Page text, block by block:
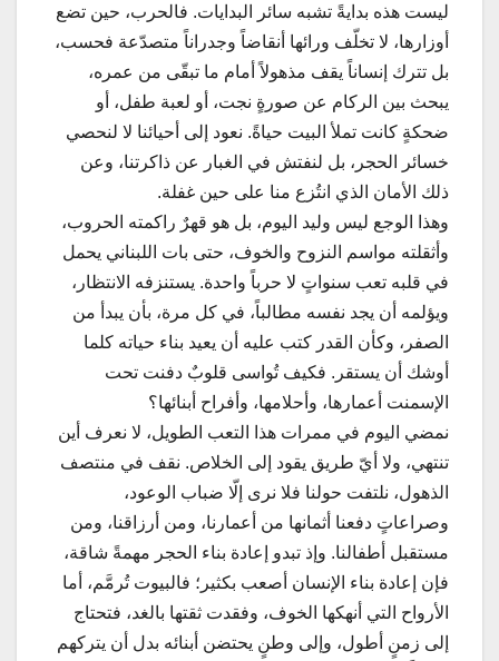
ليست هذه بدايةً تشبه سائر البدايات. فالحرب، حين تضع
أوزارها، لا تخلّف ورائها أنقاضاً وجدراناً متصدّعة فحسب،
بل تترك إنساناً يقف مذهولاً أمام ما تبقّى من عمره،
يبحث بين الركام عن صورةٍ نجت، أو لعبة طفل، أو
ضحكةٍ كانت تملأ البيت حياةً. نعود إلى أحيائنا لا لنحصي
خسائر الحجر، بل لنفتش في الغبار عن ذاكرتنا، وعن
ذلك الأمان الذي انتُزع منا على حين غفلة.
وهذا الوجع ليس وليد اليوم، بل هو قهرٌ راكمته الحروب،
وأثقلته مواسم النزوح والخوف، حتى بات اللبناني يحمل
في قلبه تعب سنواتٍ لا حرباً واحدة. يستنزفه الانتظار،
ويؤلمه أن يجد نفسه مطالباً، في كل مرة، بأن يبدأ من
الصفر، وكأن القدر كتب عليه أن يعيد بناء حياته كلما
أوشك أن يستقر. فكيف تُواسى قلوبٌ دفنت تحت
الإسمنت أعمارها، وأحلامها، وأفراح أبنائها؟
نمضي اليوم في ممرات هذا التعب الطويل، لا نعرف أين
تنتهي، ولا أيّ طريق يقود إلى الخلاص. نقف في منتصف
الذهول، نلتفت حولنا فلا نرى إلّا ضباب الوعود،
وصراعاتٍ دفعنا أثمانها من أعمارنا، ومن أرزاقنا، ومن
مستقبل أطفالنا. وإذ تبدو إعادة بناء الحجر مهمةً شاقة،
فإن إعادة بناء الإنسان أصعب بكثير؛ فالبيوت تُرمَّم، أما
الأرواح التي أنهكها الخوف، وفقدت ثقتها بالغد، فتحتاج
إلى زمنٍ أطول، وإلى وطنٍ يحتضن أبنائه بدل أن يتركهم